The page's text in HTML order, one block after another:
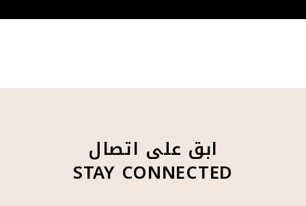
ابق على اتصال
STAY CONNECTED